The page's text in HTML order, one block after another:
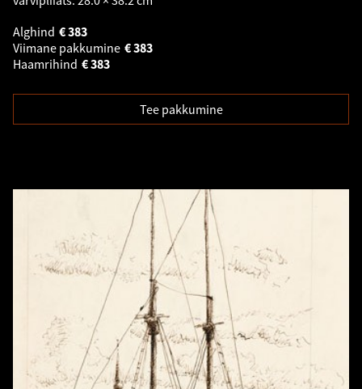
Alghind
383
€
Viimane pakkumine
383
€
Haamrihind
383
€
Tee pakkumine